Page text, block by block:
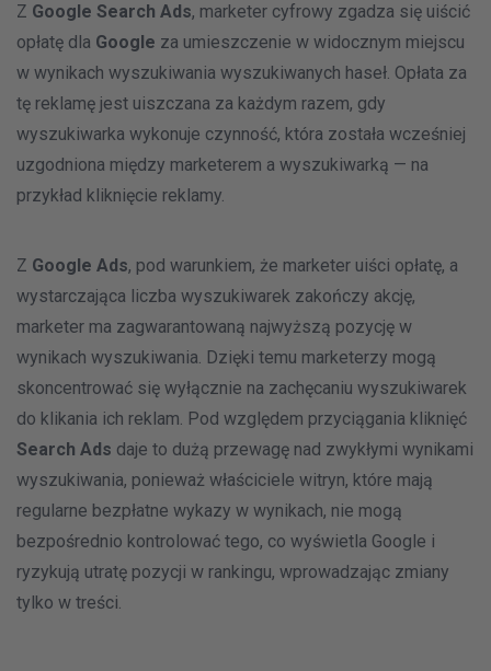
Z Google Search Ads, marketer cyfrowy zgadza się uiścić
opłatę dla Google za umieszczenie w widocznym miejscu
w wynikach wyszukiwania wyszukiwanych haseł. Opłata za
tę reklamę jest uiszczana za każdym razem, gdy
wyszukiwarka wykonuje czynność, która została wcześniej
uzgodniona między marketerem a wyszukiwarką — na
przykład kliknięcie reklamy.
Z Google Ads, pod warunkiem, że marketer uiści opłatę, a
wystarczająca liczba wyszukiwarek zakończy akcję,
marketer ma zagwarantowaną najwyższą pozycję w
wynikach wyszukiwania. Dzięki temu marketerzy mogą
skoncentrować się wyłącznie na zachęcaniu wyszukiwarek
do klikania ich reklam. Pod względem przyciągania kliknięć
Search Ads daje to dużą przewagę nad zwykłymi wynikami
wyszukiwania, ponieważ właściciele witryn, które mają
regularne bezpłatne wykazy w wynikach, nie mogą
bezpośrednio kontrolować tego, co wyświetla Google i
ryzykują utratę pozycji w rankingu, wprowadzając zmiany
tylko w treści.